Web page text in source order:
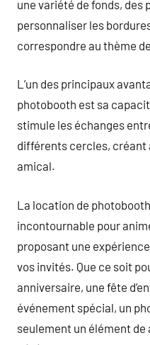
une variété de fonds, des
personnaliser les
correspondre au thème
L’un des principaux
photobooth est sa
stimule les échanges
différents cercles, créant
amical.
La location de
incontournable pour
proposant une
vos invités. Que ce soit
anniversaire, une fête
événement spécial, un
seulement un élément